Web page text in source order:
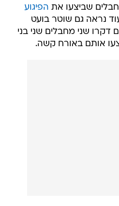
שביצעו את הפיגוע
נראה גם שוטר בועט
דקרו שני מחבלים שני בני
אותם באורח קשה.